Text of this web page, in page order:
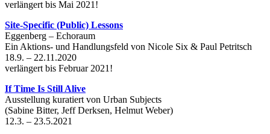
verlängert bis Mai 2021!
Site-Specific (Public) Lessons
Eggenberg – Echoraum
Ein Aktions- und Handlungsfeld von Nicole Six & Paul Petritsch
18.9. – 22.11.2020
verlängert bis Februar 2021!
If Time Is Still Alive
Ausstellung kuratiert von Urban Subjects
(Sabine Bitter, Jeff Derksen, Helmut Weber)
12.3. – 23.5.2021